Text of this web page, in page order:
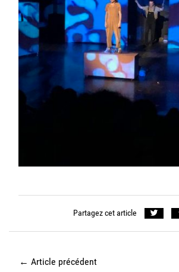
Partagez cet article
← Article précédent